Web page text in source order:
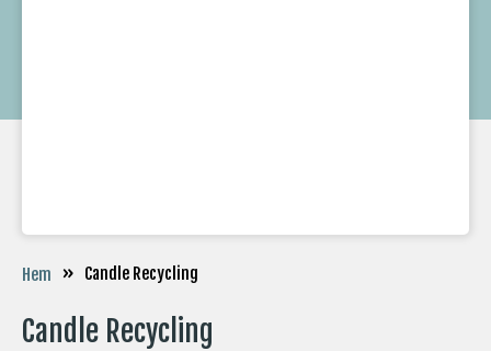
Hem » Candle Recycling
Candle Recycling